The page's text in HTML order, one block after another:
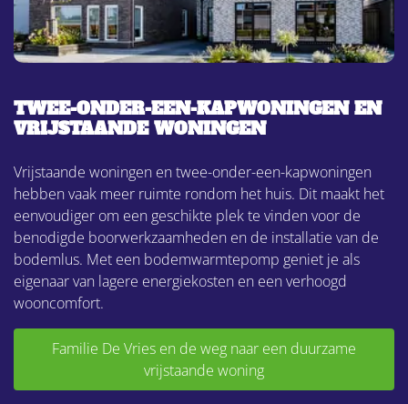
TWEE-ONDER-EEN-KAPWONINGEN EN
VRIJSTAANDE WONINGEN
Vrijstaande woningen en twee-onder-een-kapwoningen
hebben vaak meer ruimte rondom het huis. Dit maakt het
eenvoudiger om een geschikte plek te vinden voor de
benodigde boorwerkzaamheden en de installatie van de
bodemlus. Met een bodemwarmtepomp geniet je als
eigenaar van lagere energiekosten en een verhoogd
wooncomfort.
Familie De Vries en de weg naar een duurzame
vrijstaande woning